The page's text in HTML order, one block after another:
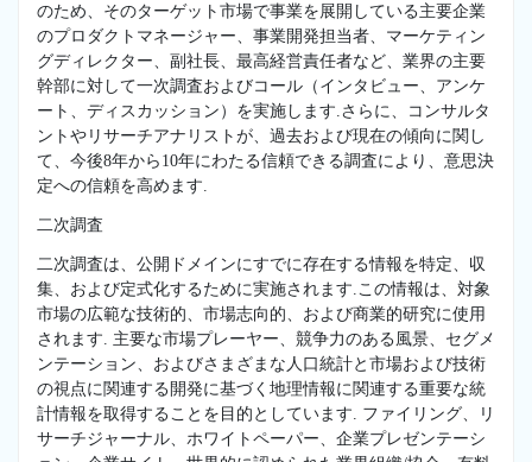
のため、そのターゲット市場で事業を展開している主要企業
のプロダクトマネージャー、事業開発担当者、マーケティン
グディレクター、副社長、最高経営責任者など、業界の主要
幹部に対して一次調査およびコール（インタビュー、アンケ
ート、ディスカッション）を実施します.さらに、コンサルタ
ントやリサーチアナリストが、過去および現在の傾向に関し
て、今後8年から10年にわたる信頼できる調査により、意思決
定への信頼を高めます.
二次調査
二次調査は、公開ドメインにすでに存在する情報を特定、収
集、および定式化するために実施されます.この情報は、対象
市場の広範な技術的、市場志向的、および商業的研究に使用
されます. 主要な市場プレーヤー、競争力のある風景、セグメ
ンテーション、およびさまざまな人口統計と市場および技術
の視点に関連する開発に基づく地理情報に関連する重要な統
計情報を取得することを目的としています. ファイリング、リ
サーチジャーナル、ホワイトペーパー、企業プレゼンテーシ